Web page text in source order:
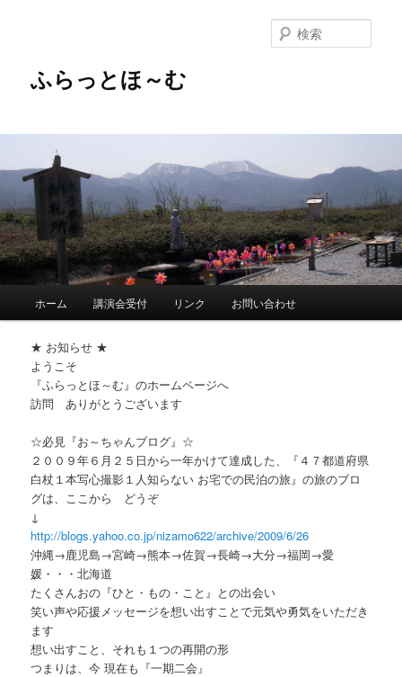
ふらっとほ～む
索
ホーム 講演会受付 リンク お問い合わせ
★ お知らせ ★
ようこそ
『ふらっとほ～む』のホームページへ
訪問 ありがとうございます
☆必見『お～ちゃんブログ』☆
２００９年６月２５日から一年かけて達成した、『４７都道府県
白杖１本写心撮影１人知らない お宅での民泊の旅』の旅のブロ
グは、ここから どうぞ
↓
http://blogs.yahoo.co.jp/nizamo622/archive/2009/6/26
沖縄→鹿児島→宮崎→熊本→佐賀→長崎→大分→福岡→愛
媛・・・北海道
たくさんおの『ひと・もの・こと』との出会い
笑い声や応援メッセージを想い出すことで元気や勇気をいただき
ます
想い出すこと、それも１つの再開の形
つまりは、今 現在も『一期二会』